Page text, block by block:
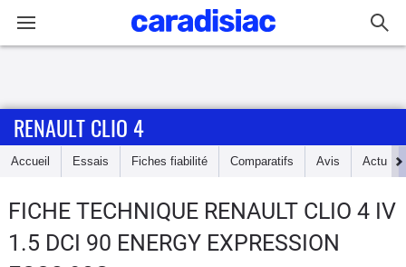
Accueil
Essais
RENAULT CLIO 4
Accueil Essais Fiches fiabilité Comparatifs Avis Actu
FICHE TECHNIQUE RENAULT CLIO 4 IV
1.5 DCI 90 ENERGY EXPRESSION